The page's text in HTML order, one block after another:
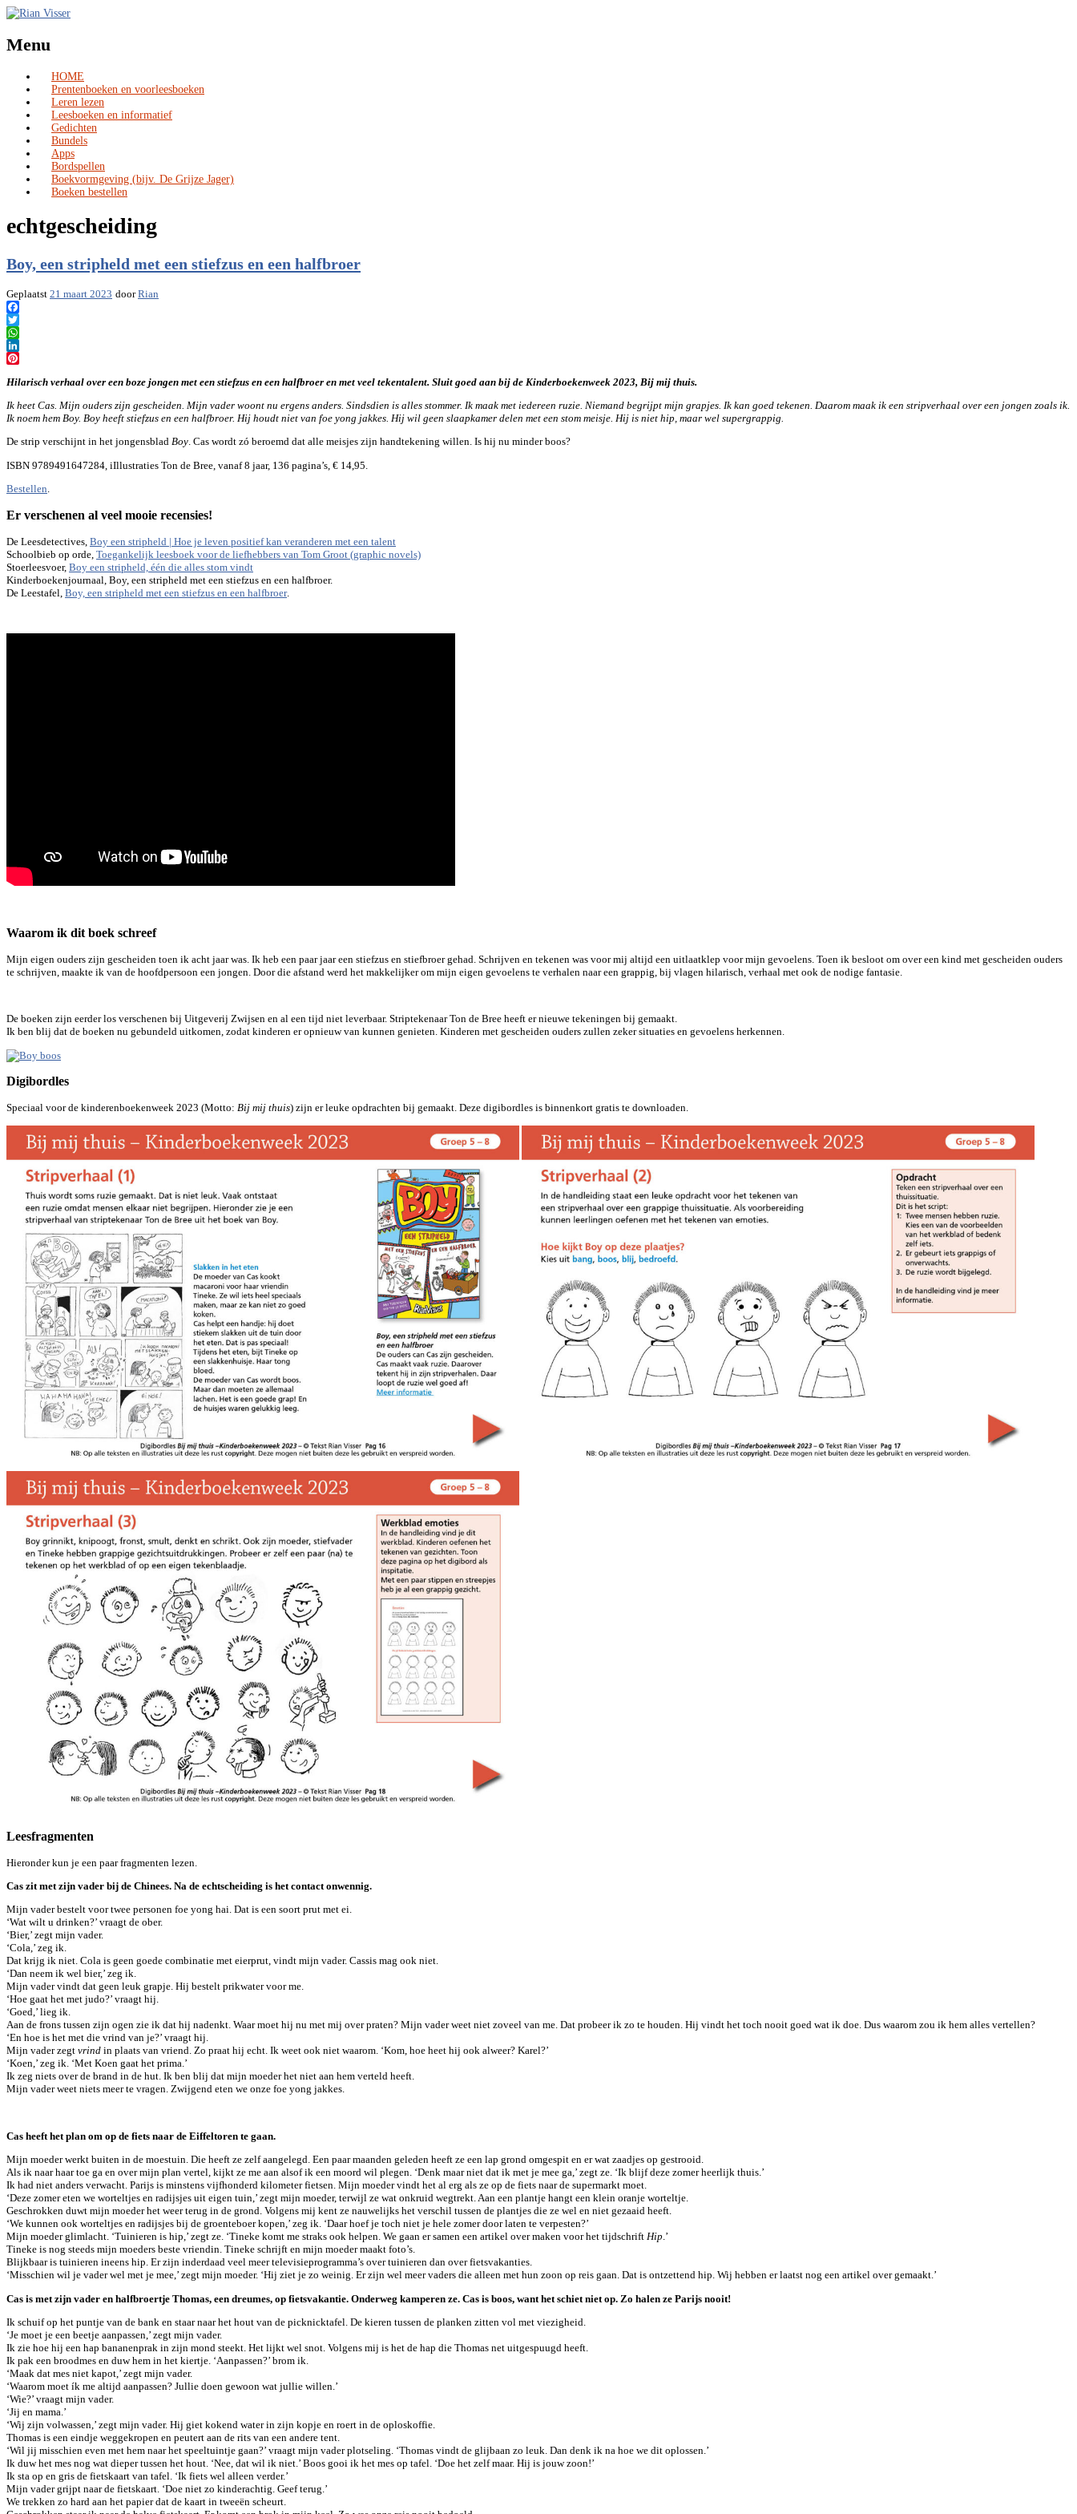
Menu
Skip
to
content
HOME
Prentenboeken en voorleesboeken
Leren lezen
Leesboeken en informatief
Gedichten
Bundels
Apps
Bordspellen
Boekvormgeving (bijv. De Grijze Jager)
Boeken bestellen
echtgescheiding
Boy, een stripheld met een stiefzus en een halfbroer
Geplaatst 21 maart 2023 doorRian
Facebook
Twitter
WhatsApp
LinkedIn
Hilarisch verhaal over een boze jongen met een stiefzus en een halfbroer en met veel tekentalent. Sluit goed aan bij de Kinderboekenweek 2023, Bij mij thuis.
Ik heet Cas. Mijn ouders zijn gescheiden. Mijn vader woont nu ergens anders. Sindsdien is alles stommer. Ik maak met iedereen ruzie. Niemand begrijpt mijn grapjes. Ik kan goed tekenen. Daarom maak ik een stripverhaal over een jongen zoals ik.
Ik noem hem Boy. Boy heeft stiefzus en een halfbroer. Hij houdt niet van foe yong jakkes. Hij wil geen slaapkamer delen met een stom meisje. Hij is niet hip, maar wel supergrappig.
De strip verschijnt in het jongensblad Boy. Cas wordt zó beroemd dat alle meisjes zijn handtekening willen. Is hij nu minder boos?
ISBN 9789491647284, iIllustraties Ton de Bree, vanaf 8 jaar, 136 pagina’s, € 14,95.
Bestellen
Er verschenen al veel mooie recensies!
De Leesdetectives, Boy een stripheld | Hoe je leven positief kan veranderen met een talent
Schoolbieb op orde, Toegankelijk leesboek voor de liefhebbers van Tom Groot (graphic novels)
Stoerleesvoer, Boy een stripheld, één die alles stom vindt
Kinderboekenjournaal, Boy, een stripheld met een stiefzus en een halfbroer.
De Leestafel, Boy, een stripheld met een stiefzus en een halfbroer.
Waarom ik dit boek schreef
Mijn eigen ouders zijn gescheiden toen ik acht jaar was. Ik heb een paar jaar een stiefzus en stiefbroer gehad. Schrijven en tekenen was voor mij altijd een uitlaatklep voor mijn gevoelens. Toen ik besloot om over een kind met gescheiden ouders
te schrijven, maakte ik van de hoofdpersoon een jongen. Door die afstand werd het makkelijker om mijn eigen gevoelens te verhalen naar een grappig, bij vlagen hilarisch, verhaal met ook de nodige fantasie.
De boeken zijn eerder los verschenen bij Uitgeverij Zwijsen en al een tijd niet leverbaar. Striptekenaar Ton de Bree heeft er nieuwe tekeningen bij gemaakt.
Ik ben blij dat de boeken nu gebundeld uitkomen, zodat kinderen er opnieuw van kunnen genieten. Kinderen met gescheiden ouders zullen zeker situaties en gevoelens herkennen.
Digibordles
Speciaal voor de kinderenboekenweek 2023 (Motto: Bij mij thuis) zijn er leuke opdrachten bij gemaakt. Deze digibordles is binnenkort gratis te downloaden.
Leesfragmenten
Hieronder kun je een paar fragmenten lezen.
Cas zit met zijn vader bij de Chinees. Na de echtscheiding is het contact onwennig.
Mijn vader bestelt voor twee personen foe yong hai. Dat is een soort prut met ei.
‘Wat wilt u drinken?’ vraagt de ober.
‘Bier,’ zegt mijn vader.
‘Cola,’ zeg ik.
Dat krijg ik niet. Cola is geen goede combinatie met eierprut, vindt mijn vader. Cassis mag ook niet.
‘Dan neem ik wel bier,’ zeg ik.
Mijn vader vindt dat geen leuk grapje. Hij bestelt prikwater voor me.
‘Hoe gaat het met judo?’ vraagt hij.
‘Goed,’ lieg ik.
Aan de frons tussen zijn ogen zie ik dat hij nadenkt. Waar moet hij nu met mij over praten? Mijn vader weet niet zoveel van me. Dat probeer ik zo te houden. Hij vindt het toch nooit goed wat ik doe. Dus waarom zou ik hem alles vertellen?
‘En hoe is het met die vrind van je?’ vraagt hij.
Mijn vader zegt vrind in plaats van vriend. Zo praat hij echt. Ik weet ook niet waarom. ‘Kom, hoe heet hij ook alweer? Karel?’
‘Koen,’ zeg ik. ‘Met Koen gaat het prima.’
Ik zeg niets over de brand in de hut. Ik ben blij dat mijn moeder het niet aan hem verteld heeft.
Mijn vader weet niets meer te vragen. Zwijgend eten we onze foe yong jakkes.
Cas heeft het plan om op de fiets naar de Eiffeltoren te gaan.
Mijn moeder werkt buiten in de moestuin. Die heeft ze zelf aangelegd. Een paar maanden geleden heeft ze een lap grond omgespit en er wat zaadjes op gestrooid.
Als ik naar haar toe ga en over mijn plan vertel, kijkt ze me aan alsof ik een moord wil plegen. ‘Denk maar niet dat ik met je mee ga,’ zegt ze. ‘Ik blijf deze zomer heerlijk thuis.’
Ik had niet anders verwacht. Parijs is minstens vijfhonderd kilometer fietsen. Mijn moeder vindt het al erg als ze op de fiets naar de supermarkt moet.
‘Deze zomer eten we worteltjes en radijsjes uit eigen tuin,’ zegt mijn moeder, terwijl ze wat onkruid wegtrekt. Aan een plantje hangt een klein oranje worteltje.
Geschrokken duwt mijn moeder het weer terug in de grond. Volgens mij kent ze nauwelijks het verschil tussen de plantjes die ze wel en niet gezaaid heeft.
‘We kunnen ook worteltjes en radijsjes bij de groenteboer kopen,’ zeg ik. ‘Daar hoef je toch niet je hele zomer door laten te verpesten?’
Mijn moeder glimlacht. ‘Tuinieren is hip,’ zegt ze. ‘Tineke komt me straks ook helpen. We gaan er samen een artikel over maken voor het tijdschrift Hip.’
Tineke is nog steeds mijn moeders beste vriendin. Tineke schrijft en mijn moeder maakt foto’s.
Blijkbaar is tuinieren ineens hip. Er zijn inderdaad veel meer televisieprogramma’s over tuinieren dan over fietsvakanties.
‘Misschien wil je vader wel met je mee,’ zegt mijn moeder. ‘Hij ziet je zo weinig. Er zijn wel meer vaders die alleen met hun zoon op reis gaan. Dat is ontzettend hip. Wij hebben er laatst nog een artikel over gemaakt.’
Cas is met zijn vader en halfbroertje Thomas, een dreumes, op fietsvakantie. Onderweg kamperen ze. Cas is boos, want het schiet niet op. Zo halen ze Parijs nooit!
Ik schuif op het puntje van de bank en staar naar het hout van de picknicktafel. De kieren tussen de planken zitten vol met viezigheid.
‘Je moet je een beetje aanpassen,’ zegt mijn vader.
Ik zie hoe hij een hap bananenprak in zijn mond steekt. Het lijkt wel snot. Volgens mij is het de hap die Thomas net uitgespuugd heeft.
Ik pak een broodmes en duw hem in het kiertje. ‘Aanpassen?’ brom ik.
‘Maak dat mes niet kapot,’ zegt mijn vader.
‘Waarom moet ík me altijd aanpassen? Jullie doen gewoon wat jullie willen.’
‘Wie?’ vraagt mijn vader.
‘Jij en mama.’
‘Wij zijn volwassen,’ zegt mijn vader. Hij giet kokend water in zijn kopje en roert in de oploskoffie.
Thomas is een eindje weggekropen en peutert aan de rits van een andere tent.
‘Wil jij misschien even met hem naar het speeltuintje gaan?’ vraagt mijn vader plotseling. ‘Thomas vindt de glijbaan zo leuk. Dan denk ik na hoe we dit oplossen.’
Ik duw het mes nog wat dieper tussen het hout. ‘Nee, dat wil ik niet.’ Boos gooi ik het mes op tafel. ‘Doe het zelf maar. Hij is jouw zoon!’
Ik sta op en gris de fietskaart van tafel. ‘Ik fiets wel alleen verder.’
Mijn vader grijpt naar de fietskaart. ‘Doe niet zo kinderachtig. Geef terug.’
We trekken zo hard aan het papier dat de kaart in tweeën scheurt.